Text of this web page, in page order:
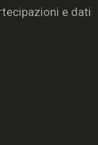
e dati